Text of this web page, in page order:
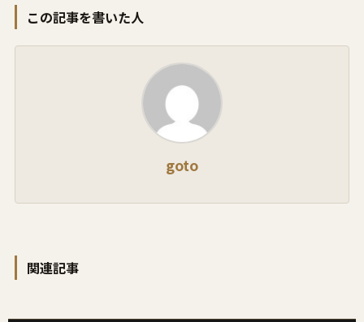
この記事を書いた人
goto
関連記事